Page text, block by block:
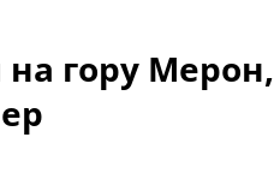
гору Мерон,